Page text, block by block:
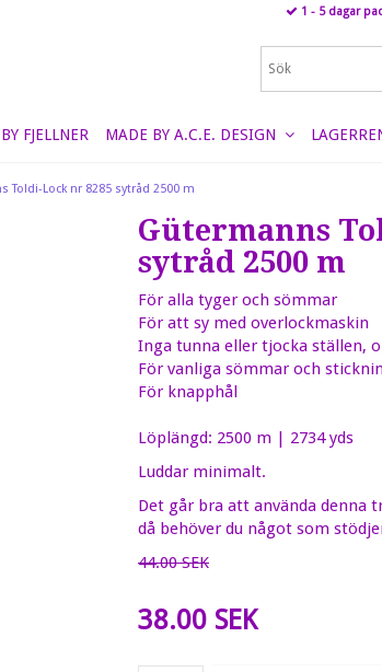
Toldi-Lock nr 8285 sytråd 2500 m
Gütermanns
sytråd 2500 m
För alla tyger och sömmar
För att sy med overlockmaskin
Inga tunna eller tjocka ställen,
För vanliga sömmar och
För knapphål
Löplängd: 2500 m | 2734 yds
Luddar minimalt.
Det går bra att använda denna
då behöver du något som
44.00 SEK
38.00 SEK
1 - 5 dagar
FJELLNER MADE BY A.C.E. DESIGN